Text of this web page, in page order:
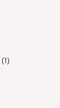
(1)